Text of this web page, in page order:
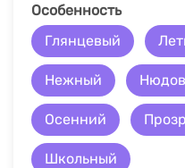
Особенность
Глянцевый
Нежный
Осенний
Школьный